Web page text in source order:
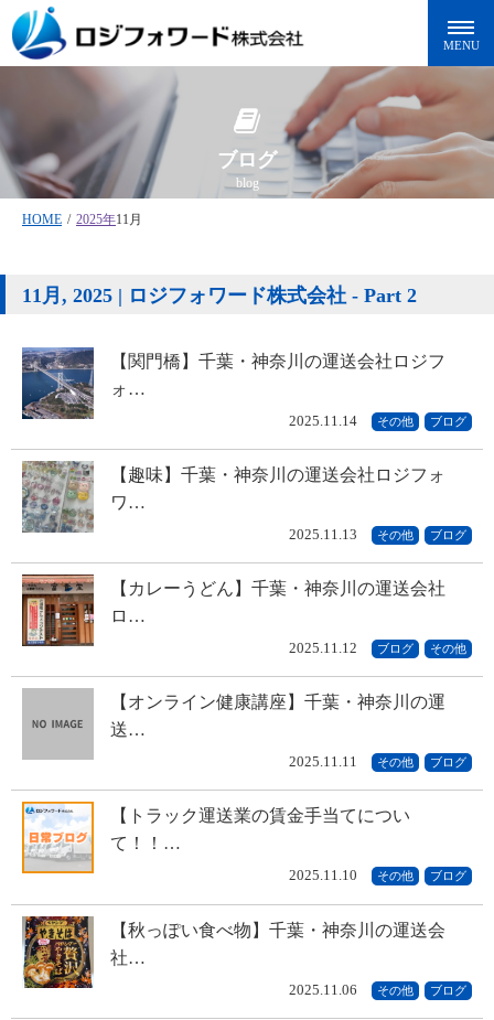
ブログ
blog
HOME / 2025年11月
11月, 2025 | ロジフォワード株式会社 - Part 2
【関門橋】千葉・神奈川の運送会社ロジフ
ォ…
2025.11.14 その他 ブログ
【趣味】千葉・神奈川の運送会社ロジフォ
ワ…
2025.11.13 その他 ブログ
【カレーうどん】千葉・神奈川の運送会社
ロ…
2025.11.12 ブログ その他
【オンライン健康講座】千葉・神奈川の運
送…
2025.11.11 その他 ブログ
【トラック運送業の賃金手当てについ
て！！…
2025.11.10 その他 ブログ
【秋っぽい食べ物】千葉・神奈川の運送会
社…
2025.11.06 その他 ブログ